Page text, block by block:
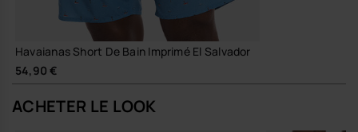
Havaianas Short De Bain Imprimé El Salvador
54,90 €
ACHETER LE LOOK